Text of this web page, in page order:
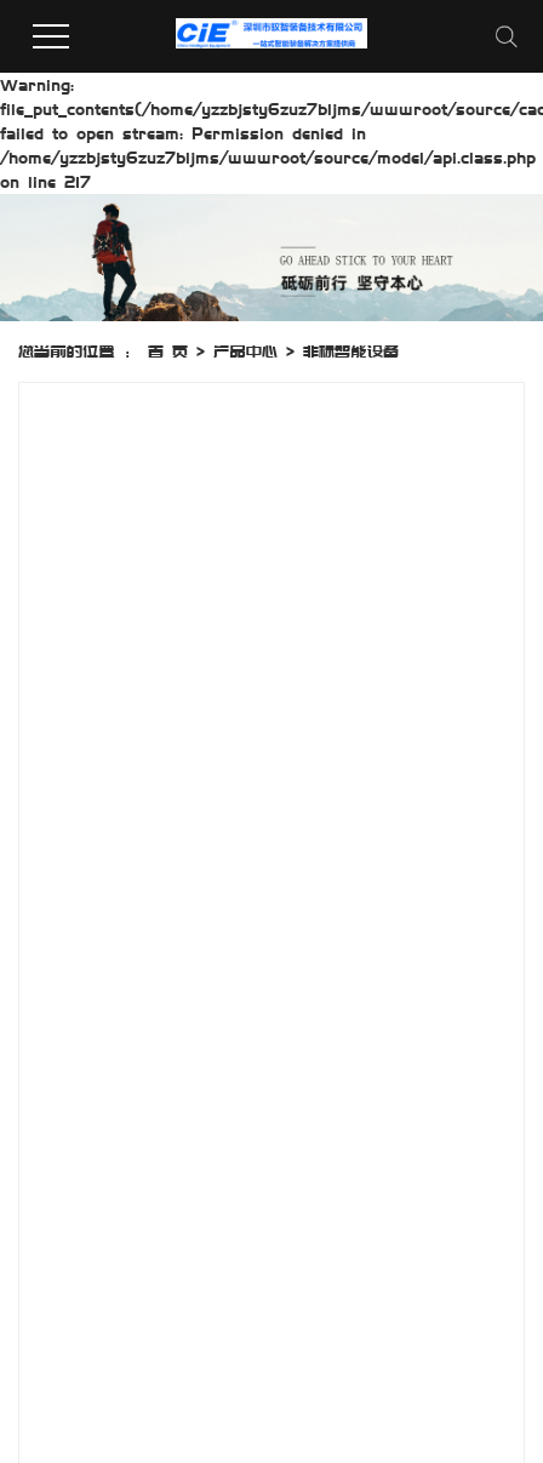
Warning:
file_put_contents(/home/yzzbjsty6zuz7bljms/wwwroot/source/
failed to open stream: Permission denied in
/home/yzzbjsty6zuz7bljms/wwwroot/source/model/api.class.php
on line 217
您当前的位置 ： 首 页 > 产品中心 > 非标智能设备